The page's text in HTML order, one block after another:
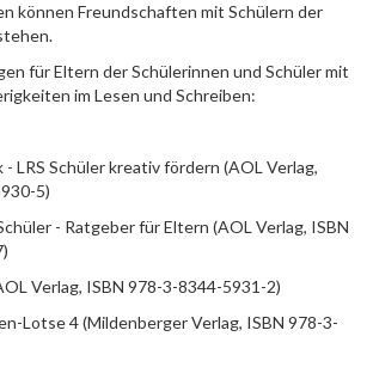
können Freundschaften mit Schülern der
für Eltern der Schülerinnen und Schüler mit
im Lesen und Schreiben:
- LRS Schüler kreativ fördern (AOL Verlag,
5)
- Ratgeber für Eltern (AOL Verlag, ISBN
Verlag, ISBN 978-3-8344-5931-2)
Lotse 4 (Mildenberger Verlag, ISBN 978-3-